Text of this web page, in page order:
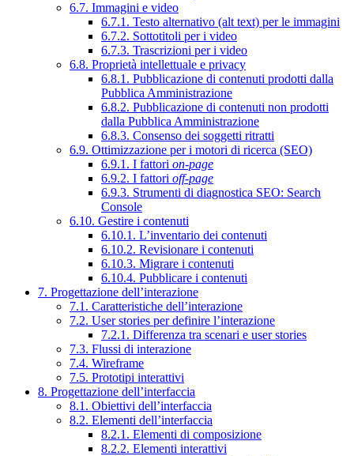
6.7. Immagini e video
6.7.1. Testo alternativo (alt text) per le immagini
6.7.2. Sottotitoli per i video
6.7.3. Trascrizioni per i video
6.8. Proprietà intellettuale e privacy
6.8.1. Pubblicazione di contenuti prodotti dalla
Pubblica Amministrazione
6.8.2. Pubblicazione di contenuti non prodotti
dalla Pubblica Amministrazione
6.8.3. Consenso dei soggetti ritratti
6.9. Ottimizzazione per i motori di ricerca (SEO)
6.9.1. I fattori on-page
6.9.2. I fattori off-page
6.9.3. Strumenti di diagnostica SEO: Search
Console
6.10. Gestire i contenuti
6.10.1. L’inventario dei contenuti
6.10.2. Revisionare i contenuti
6.10.3. Migrare i contenuti
6.10.4. Pubblicare i contenuti
7. Progettazione dell’interazione
7.1. Caratteristiche dell’interazione
7.2. User stories per definire l’interazione
7.2.1. Differenza tra scenari e user stories
7.3. Flussi di interazione
7.4. Wireframe
7.5. Prototipi interattivi
8. Progettazione dell’interfaccia
8.1. Obiettivi dell’interfaccia
8.2. Elementi dell’interfaccia
8.2.1. Elementi di composizione
8.2.2. Elementi interattivi